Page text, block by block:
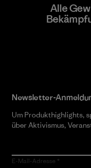
Alle
Newsletter-
Um Produkthighlights,
über Aktivismus,
E-Mail-Adresse